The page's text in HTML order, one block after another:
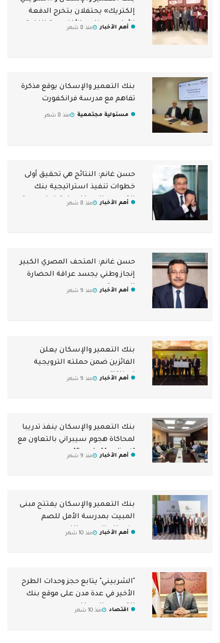
إلكتريك» يحتفلان بتخرج الدفعة
الأولى من طلاب الأكاديمية الفنية
أهم الأخبار منذ 8 شهر
بنك التعمير والإسكان يوقع مذكرة
تفاهم مع مدرسة فرانكفورت
مسئولية مجتمعية منذ 8 شهر
حسن غانم: النتائج هي تحقيق أولى
خطوات تنفيذ استراتيجية بنك
التعمير والإسكان وامتداد لمسيرة
أهم الأخبار منذ 8 شهر
حسن غانم: المتحف المصري الكبير
إنجاز وطني يجسد عراقة الحضارة
المصرية
أهم الأخبار منذ 9 شهر
بنك التعمير والإسكان يعلن
الفائزين ضمن حملته الترويجية
لبطاقاته
أهم الأخبار منذ 9 شهر
بنك التعمير والإسكان ينفذ تدريبا
لمحاكاة هجوم سيبراني بالتعاون مع
"Google Mandiant"
أهم الأخبار منذ 9 شهر
بنك التعمير والإسكان يفتتح مبنى
المبيت بمدرسة الأمل للصم
وضعاف السمع بالفيوم
أهم الأخبار منذ 10 شهر
"الشربيني" يتابع حجز وحدات الطرح
الأخير في عدة مدن على موقع بنك
التعمير والإسكان
اقتصاد منذ 10 شهر